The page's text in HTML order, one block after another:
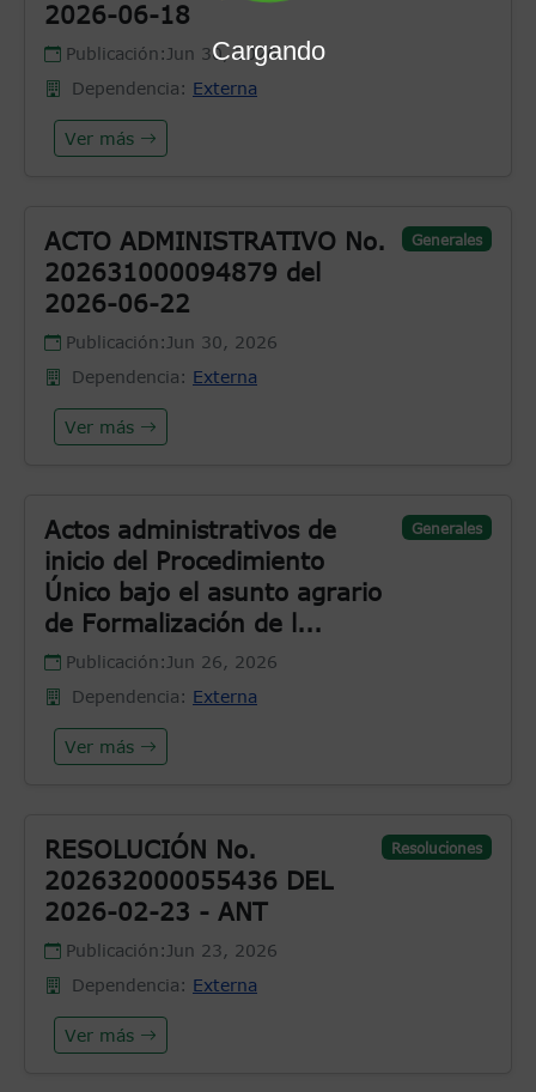
2026-06-18
Publicación: Jun 30, 2026
Dependencia: Externa
Ver más
ACTO ADMINISTRATIVO No.
202631000094879 del
2026-06-22
Generales
Publicación: Jun 30, 2026
Dependencia: Externa
Ver más
Actos administrativos de
inicio del Procedimiento
Único bajo el asunto agrario
de Formalización de l...
Generales
Publicación: Jun 26, 2026
Dependencia: Externa
Ver más
RESOLUCIÓN No.
202632000055436 DEL
2026-02-23 - ANT
Resoluciones
Publicación: Jun 23, 2026
Dependencia: Externa
Ver más
Cargando